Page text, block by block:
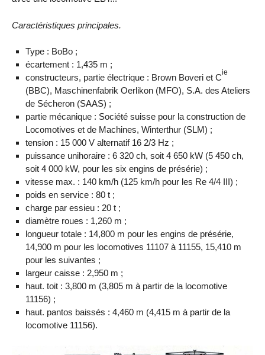
Caractéristiques principales.
Type : BoBo ;
écartement : 1,435 m ;
constructeurs, partie électrique : Brown Boveri et Cie
(BBC), Maschinenfabrik Oerlikon (MFO), S.A. des Ateliers
de Sécheron (SAAS) ;
partie mécanique : Société suisse pour la construction de
Locomotives et de Machines, Winterthur (SLM) ;
tension : 15 000 V alternatif 16 2/3 Hz ;
puissance unihoraire : 6 320 ch, soit 4 650 kW (5 450 ch,
soit 4 000 kW, pour les six engins de présérie) ;
vitesse max. : 140 km/h (125 km/h pour les Re 4/4 III) ;
poids en service : 80 t ;
charge par essieu : 20 t ;
diamètre roues : 1,260 m ;
longueur totale : 14,800 m pour les engins de présérie,
14,900 m pour les locomotives 11107 à 11155, 15,410 m
pour les suivantes ;
largeur caisse : 2,950 m ;
haut. toit : 3,800 m (3,805 m à partir de la locomotive
11156) ;
haut. pantos baissés : 4,460 m (4,415 m à partir de la
locomotive 11156).